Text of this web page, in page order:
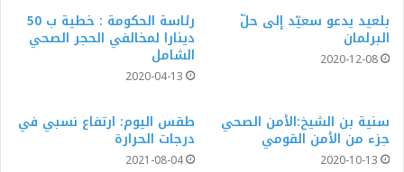
بلعيد يدعو سعيّد إلى حلّ
البرلمان
2020-12-08
رئاسة الحكومة : خطية ب 50
دينارا لمخالفي الحجر الصحي
الشامل
2020-04-13
سنية بن الشيخ:الأمن الصحي
جزء من الأمن القومي
2020-10-13
طقس اليوم: ارتفاع نسبي في
درجات الحرارة
2021-08-04